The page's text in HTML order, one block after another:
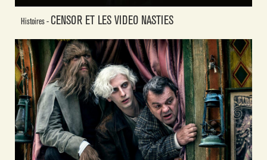
Histoires - CENSOR ET LES VIDEO NASTIES